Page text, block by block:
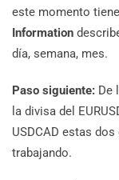
este momento
Information
día, semana, mes.
Paso siguiente: De
la divisa del
USDCAD estas
trabajando.